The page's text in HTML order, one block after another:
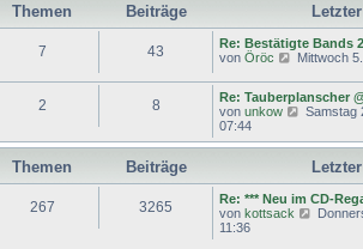
i
t
r
a
Themen Beiträge
7 43
Re: Bestätigte Bands
von Öröc
N
u
e
s
e
e
i
t
Mittwoch
2 8
Re: Tauberplanscher
von unkow
N
u
e
t
e
r
Samstag
07:44
Themen Beiträge
267 3265
Re: *** Neu im CD-
von kottsack
N
11:36